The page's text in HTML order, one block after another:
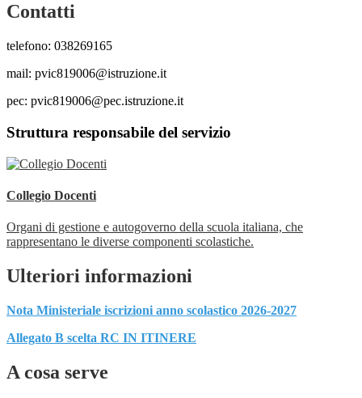
Contatti
telefono: 038269165
mail: pvic819006@istruzione.it
pec: pvic819006@pec.istruzione.it
Struttura responsabile del servizio
Collegio Docenti
Organi di gestione e autogoverno della scuola italiana, che
rappresentano le diverse componenti scolastiche.
Ulteriori informazioni
Nota Ministeriale iscrizioni anno scolastico 2026-2027
Allegato B scelta RC IN ITINERE
A cosa serve